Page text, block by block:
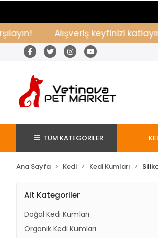
Alışveriş keyfinizi
TÜM KATEGORİLER
Ana Sayfa Kedi Kedi Kumları
Alt Kategoriler
Doğal Kedi Kumları
Organik Kedi Kumları